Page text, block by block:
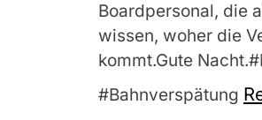
Boardpersonal, die
wissen, woher die
kommt.Gute
#Bahnverspätung